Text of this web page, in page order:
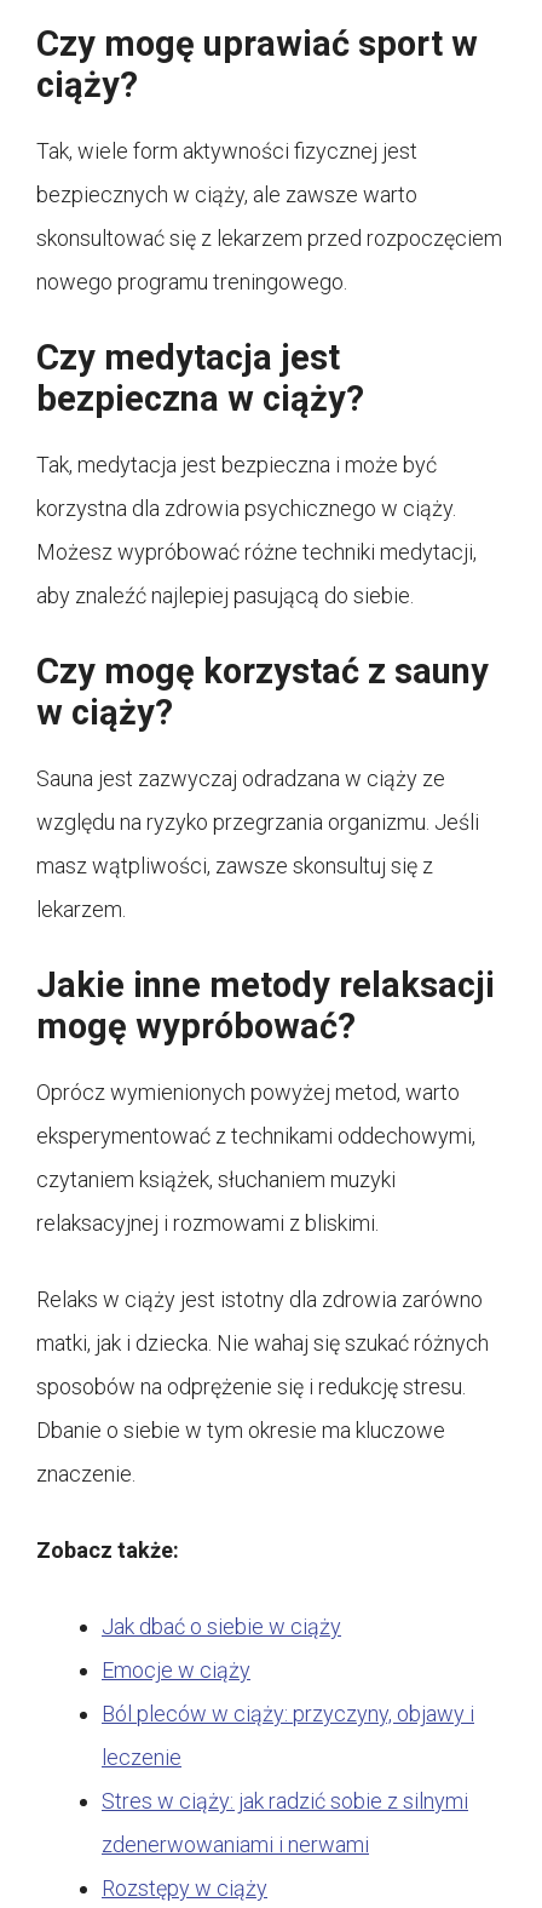
Czy mogę uprawiać sport w
ciąży?
Tak, wiele form aktywności fizycznej jest
bezpiecznych w ciąży, ale zawsze warto
skonsultować się z lekarzem przed rozpoczęciem
nowego programu treningowego.
Czy medytacja jest
bezpieczna w ciąży?
Tak, medytacja jest bezpieczna i może być
korzystna dla zdrowia psychicznego w ciąży.
Możesz wypróbować różne techniki medytacji,
aby znaleźć najlepiej pasującą do siebie.
Czy mogę korzystać z sauny
w ciąży?
Sauna jest zazwyczaj odradzana w ciąży ze
względu na ryzyko przegrzania organizmu. Jeśli
masz wątpliwości, zawsze skonsultuj się z
lekarzem.
Jakie inne metody relaksacji
mogę wypróbować?
Oprócz wymienionych powyżej metod, warto
eksperymentować z technikami oddechowymi,
czytaniem książek, słuchaniem muzyki
relaksacyjnej i rozmowami z bliskimi.
Relaks w ciąży jest istotny dla zdrowia zarówno
matki, jak i dziecka. Nie wahaj się szukać różnych
sposobów na odprężenie się i redukcję stresu.
Dbanie o siebie w tym okresie ma kluczowe
znaczenie.
Zobacz także:
Jak dbać o siebie w ciąży
Emocje w ciąży
Ból pleców w ciąży: przyczyny, objawy i
leczenie
Stres w ciąży: jak radzić sobie z silnymi
zdenerwowaniami i nerwami
Rozstępy w ciąży